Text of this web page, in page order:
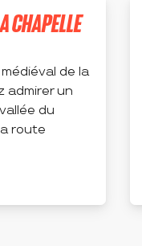
CHAPELLE
de la
admirer un
du
route